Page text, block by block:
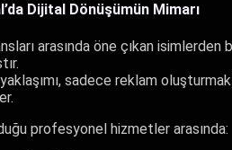
Dijital Dönüşümün Mimarı
arasında öne çıkan isimlerden
sadece reklam
profesyonel hizmetler arasında: